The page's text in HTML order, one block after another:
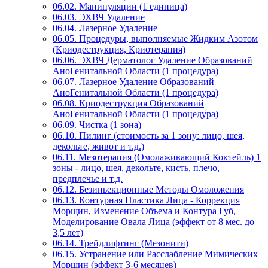
06.02. Манипуляции (1 единица)
06.03. ЭХВЧ Удаление
06.04. Лазерное Удаление
06.05. Процедуры, выполняемые Жидким Азотом
(Криодеструкция, Криотерапия)
06.06. ЭХВЧ Дерматолог Удаление Образований
АноГенитальной Области (1 процедура)
06.07. Лазерное Удаление Образований
АноГенитальной Области (1 процедура)
06.08. Криодеструкция Образований
АноГенитальной Области (1 процедура)
06.09. Чистка (1 зона)
06.10. Пилинг (стоимость за 1 зону: лицо, шея,
декольте, живот и т.д.)
06.11. Мезотерапия (Омолаживающий Коктейль) 1
зоны - лицо, шея, декольте, кисть, плечо,
предплечье и т.д.
06.12. Безиньекционные Методы Омоложения
06.13. Контурная Пластика Лица - Коррекция
Морщин, Изменение Объема и Контура Губ,
Моделирование Овала Лица (эффект от 8 мес. до
3,5 лет)
06.14. Трейдлифтинг (Мезонити)
06.15. Устранение или Расслабление Мимических
Морщин (эффект 3-6 месяцев)